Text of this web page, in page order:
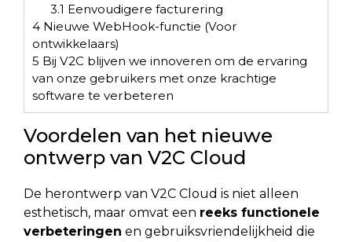
3.1 Eenvoudigere facturering
4 Nieuwe WebHook-functie (Voor
ontwikkelaars)
5 Bij V2C blijven we innoveren om de ervaring
van onze gebruikers met onze krachtige
software te verbeteren
Voordelen van het nieuwe
ontwerp van V2C Cloud
De herontwerp van V2C Cloud is niet alleen
esthetisch, maar omvat een reeks functionele
verbeteringen en gebruiksvriendelijkheid die